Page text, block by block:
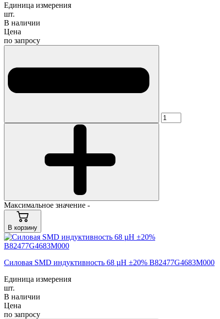
Единица измерения
шт.
В наличии
Цена
по запросу
Максимальное значение -
В корзину
Силовая SMD индуктивность 68 µH ±20% B82477G4683M000
Единица измерения
шт.
В наличии
Цена
по запросу